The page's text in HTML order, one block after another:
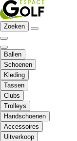
Zoeken
Ballen
Schoenen
Kleding
Tassen
Clubs
Trolleys
Handschoenen
Accessoires
Uitverkoop